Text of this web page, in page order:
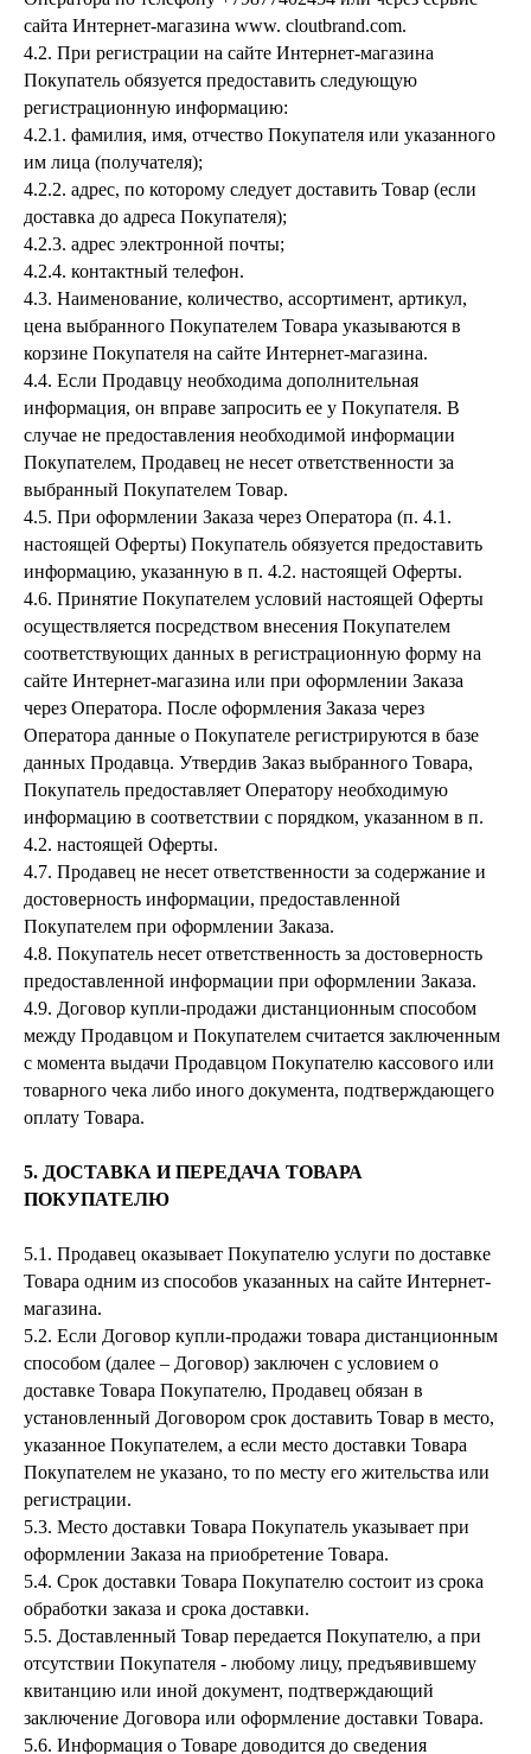
сайта Интернет-магазина www. cloutbrand.com.
4.2. При регистрации на сайте Интернет-магазина
Покупатель обязуется предоставить следующую
регистрационную информацию:
4.2.1. фамилия, имя, отчество Покупателя или указанного
им лица (получателя);
4.2.2. адрес, по которому следует доставить Товар (если
доставка до адреса Покупателя);
4.2.3. адрес электронной почты;
4.2.4. контактный телефон.
4.3. Наименование, количество, ассортимент, артикул,
цена выбранного Покупателем Товара указываются в
корзине Покупателя на сайте Интернет-магазина.
4.4. Если Продавцу необходима дополнительная
информация, он вправе запросить ее у Покупателя. В
случае не предоставления необходимой информации
Покупателем, Продавец не несет ответственности за
выбранный Покупателем Товар.
4.5. При оформлении Заказа через Оператора (п. 4.1.
настоящей Оферты) Покупатель обязуется предоставить
информацию, указанную в п. 4.2. настоящей Оферты.
4.6. Принятие Покупателем условий настоящей Оферты
осуществляется посредством внесения Покупателем
соответствующих данных в регистрационную форму на
сайте Интернет-магазина или при оформлении Заказа
через Оператора. После оформления Заказа через
Оператора данные о Покупателе регистрируются в базе
данных Продавца. Утвердив Заказ выбранного Товара,
Покупатель предоставляет Оператору необходимую
информацию в соответствии с порядком, указанном в п.
4.2. настоящей Оферты.
4.7. Продавец не несет ответственности за содержание и
достоверность информации, предоставленной
Покупателем при оформлении Заказа.
4.8. Покупатель несет ответственность за достоверность
предоставленной информации при оформлении Заказа.
4.9. Договор купли-продажи дистанционным способом
между Продавцом и Покупателем считается заключенным
с момента выдачи Продавцом Покупателю кассового или
товарного чека либо иного документа, подтверждающего
оплату Товара.
5. ДОСТАВКА И ПЕРЕДАЧА ТОВАРА
ПОКУПАТЕЛЮ
5.1. Продавец оказывает Покупателю услуги по доставке
Товара одним из способов указанных на сайте Интернет-
магазина.
5.2. Если Договор купли-продажи товара дистанционным
способом (далее – Договор) заключен с условием о
доставке Товара Покупателю, Продавец обязан в
установленный Договором срок доставить Товар в место,
указанное Покупателем, а если место доставки Товара
Покупателем не указано, то по месту его жительства или
регистрации.
5.3. Место доставки Товара Покупатель указывает при
оформлении Заказа на приобретение Товара.
5.4. Срок доставки Товара Покупателю состоит из срока
обработки заказа и срока доставки.
5.5. Доставленный Товар передается Покупателю, а при
отсутствии Покупателя - любому лицу, предъявившему
квитанцию или иной документ, подтверждающий
заключение Договора или оформление доставки Товара.
5.6. Информация о Товаре доводится до сведения
( Разработка сайта )
CLOUT 2024 @ ALL RIGHTS
RESERVED